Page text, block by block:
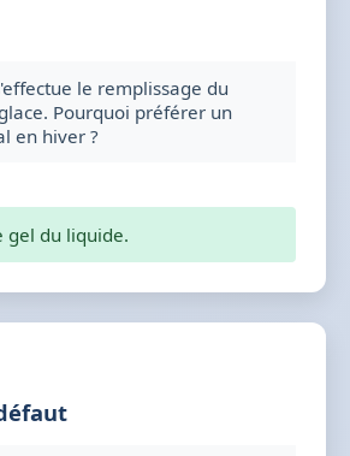
le remplissage du
Pourquoi préférer un
en hiver ?
gel du liquide.